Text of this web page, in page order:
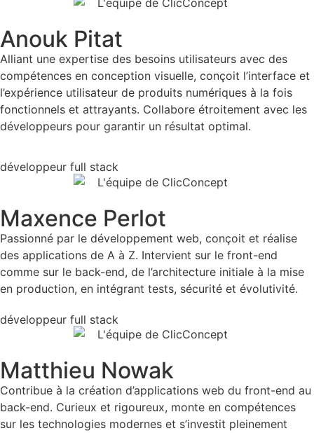
Anouk Pitat
Alliant une expertise des besoins utilisateurs avec des
compétences en conception visuelle, conçoit l’interface et
l’expérience utilisateur de produits numériques à la fois
fonctionnels et attrayants. Collabore étroitement avec les
développeurs pour garantir un résultat optimal.
développeur full stack
Maxence Perlot
Passionné par le développement web, conçoit et réalise
des applications de A à Z. Intervient sur le front-end
comme sur le back-end, de l’architecture initiale à la mise
en production, en intégrant tests, sécurité et évolutivité.
développeur full stack
Matthieu Nowak
Contribue à la création d’applications web du front-end au
back-end. Curieux et rigoureux, monte en compétences
sur les technologies modernes et s’investit pleinement